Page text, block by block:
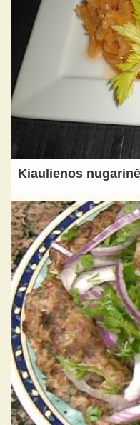
Kiaulienos